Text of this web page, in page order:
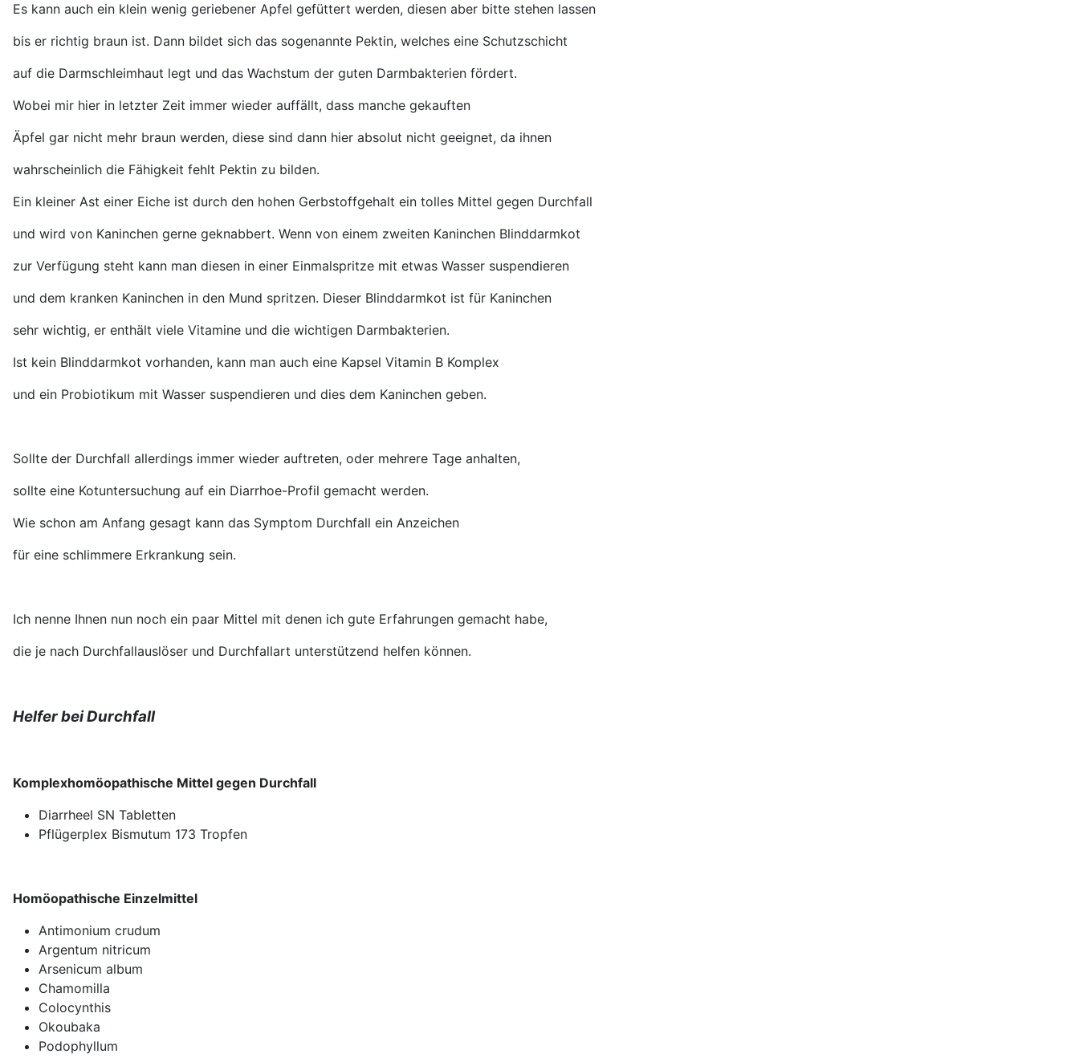
Es kann auch ein klein wenig geriebener Apfel gefüttert werden, diesen aber bitte stehen lassen
bis er richtig braun ist. Dann bildet sich das sogenannte Pektin, welches eine Schutzschicht
auf die Darmschleimhaut legt und das Wachstum der guten Darmbakterien fördert.
Wobei mir hier in letzter Zeit immer wieder auffällt, dass manche gekauften
Äpfel gar nicht mehr braun werden, diese sind dann hier absolut nicht geeignet, da ihnen
wahrscheinlich die Fähigkeit fehlt Pektin zu bilden.
Ein kleiner Ast einer Eiche ist durch den hohen Gerbstoffgehalt ein tolles Mittel gegen Durchfall
und wird von Kaninchen gerne geknabbert. Wenn von einem zweiten Kaninchen Blinddarmkot
zur Verfügung steht kann man diesen in einer Einmalspritze mit etwas Wasser suspendieren
und dem kranken Kaninchen in den Mund spritzen. Dieser Blinddarmkot ist für Kaninchen
sehr wichtig, er enthält viele Vitamine und die wichtigen Darmbakterien.
Ist kein Blinddarmkot vorhanden, kann man auch eine Kapsel Vitamin B Komplex
und ein Probiotikum mit Wasser suspendieren und dies dem Kaninchen geben.
Sollte der Durchfall allerdings immer wieder auftreten, oder mehrere Tage anhalten,
sollte eine Kotuntersuchung auf ein Diarrhoe-Profil gemacht werden.
Wie schon am Anfang gesagt kann das Symptom Durchfall ein Anzeichen
für eine schlimmere Erkrankung sein.
Ich nenne Ihnen nun noch ein paar Mittel mit denen ich gute Erfahrungen gemacht habe,
die je nach Durchfallauslöser und Durchfallart unterstützend helfen können.
Helfer bei Durchfall
Komplexhomöopathische Mittel gegen Durchfall
Diarrheel SN Tabletten
Pflügerplex Bismutum 173 Tropfen
Homöopathische Einzelmittel
Antimonium crudum
Argentum nitricum
Arsenicum album
Chamomilla
Colocynthis
Okoubaka
Podophyllum